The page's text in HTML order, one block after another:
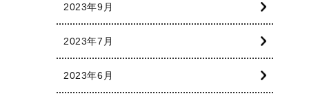
2023年9月
2023年7月
2023年6月